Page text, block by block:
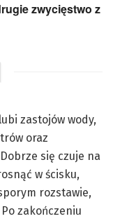
zwycięstwo z
zastojów wody,
oraz
się czuje na
w ścisku,
rozstawie,
zakończeniu